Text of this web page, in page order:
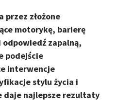
przez złożone
motorykę, barierę
zapalną,
podejście
interwencje
stylu życia i
daje najlepsze rezultaty